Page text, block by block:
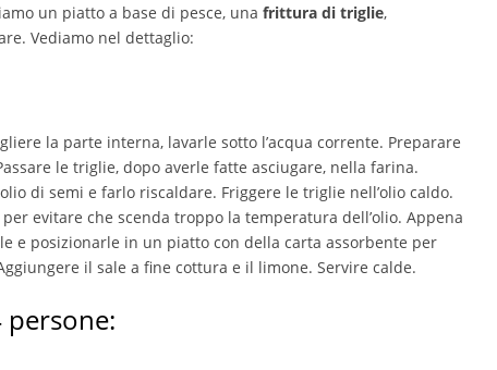
un piatto a base di pesce, una frittura di triglie,
Vediamo nel dettaglio:
la parte interna, lavarle sotto l’acqua corrente. Preparare
le triglie, dopo averle fatte asciugare, nella farina.
di semi e farlo riscaldare. Friggere le triglie nell’olio caldo.
evitare che scenda troppo la temperatura dell’olio. Appena
e posizionarle in un piatto con della carta assorbente per
il sale a fine cottura e il limone. Servire calde.